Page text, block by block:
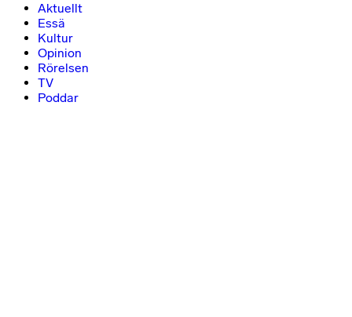
Aktuellt
Essä
Kultur
Opinion
Rörelsen
TV
Poddar